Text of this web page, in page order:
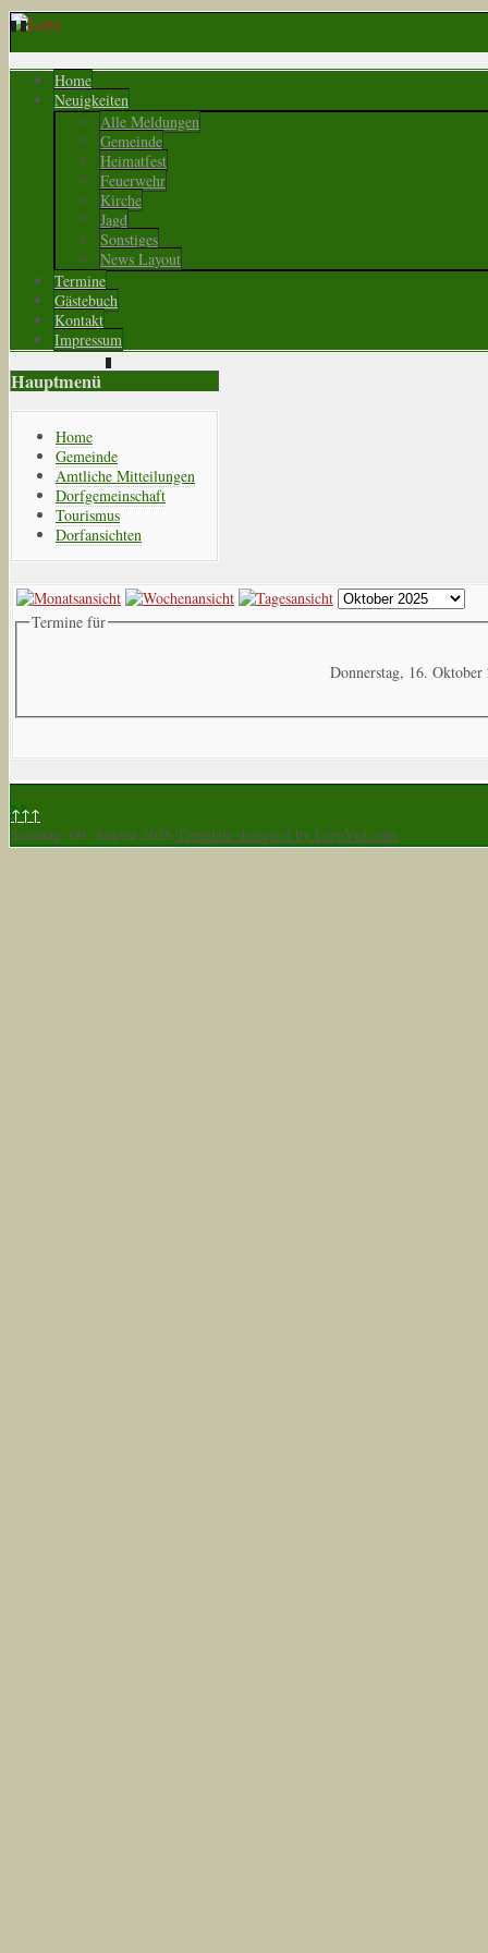
Home
Neuigkeiten
Alle Meldungen
Gemeinde
Heimatfest
Feuerwehr
Kirche
Jagd
Sonstiges
News Layout
Termine
Gästebuch
Kontakt
Impressum
Hauptmenü
Home
Gemeinde
Amtliche Mitteilungen
Dorfgemeinschaft
Tourismus
Dorfansichten
Termine für
Donnerstag, 16. Oktober
↑↑↑
Sonntag, 09. August 2026 Template designed by LernVid.com